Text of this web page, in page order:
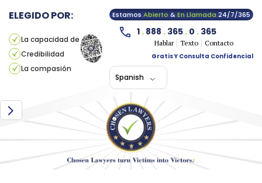
ELEGIDO POR:
La capacidad de
Credibilidad
La compasión
EstamosAbierto&En Llamada24/7/365
1 . 888 . 365 . 0 . 365
Hablar Texto
Contacto
Gratis Y Consulta Confidencial
Spanish